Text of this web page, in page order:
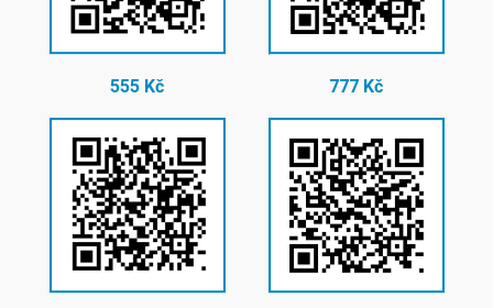
555 Kč 777 Kč